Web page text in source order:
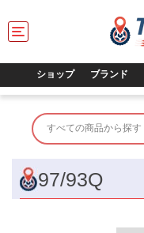
T
o
l
g
a
t
ショップ ブランド
97/93Q